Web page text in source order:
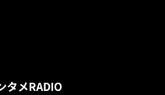
タメRADIO